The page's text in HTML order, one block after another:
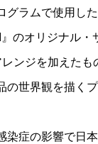
グラムで使用し
』のオリジナル・
ンジを加えたも
の世界観を描く
染症の影響で日